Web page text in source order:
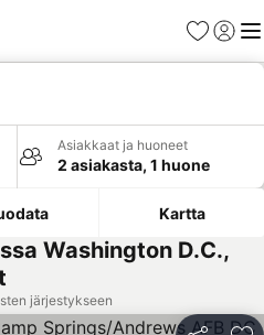
Suosikit
Asiakkaat ja huoneet
2 asiakasta, 1 huone
Kartta
Washington D.C.,
järjestykseen